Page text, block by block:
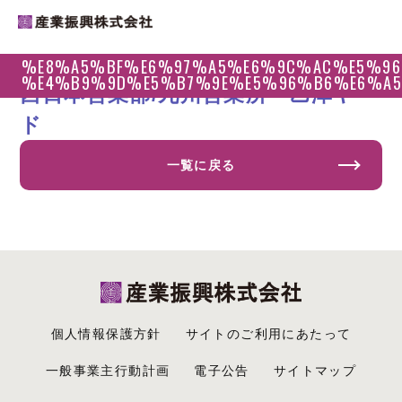
2024.03.30
西日本営業部/九州営業所 乙津ヤー
ド
一覧に戻る
個人情報保護方針 サイトのご利用にあたって
一般事業主行動計画 電子公告 サイトマップ